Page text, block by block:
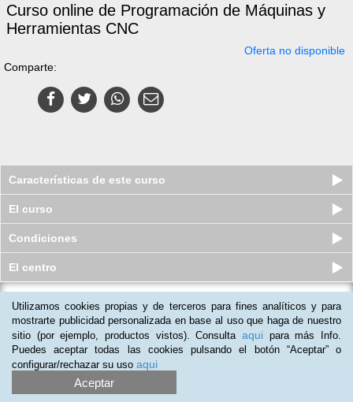
Curso online de Programación de Máquinas y
Herramientas CNC
Oferta no disponible
Comparte:
Características de este curso
El curso
Condiciones
El centro
Pack Superior de 6 Cursos online De
Programador De Aplicacione...
Plazas disponibles
S/.400 S/.249
Utilizamos cookies propias y de terceros para fines analíticos y para
mostrarte publicidad personalizada en base al uso que haga de nuestro
sitio (por ejemplo, productos vistos). Consulta aqui para más Info.
Puedes aceptar todas las cookies pulsando el botón “Aceptar” o
configurar/rechazar su uso aqui
Aceptar